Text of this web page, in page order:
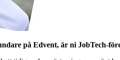
på Edvent, är ni JobTech-